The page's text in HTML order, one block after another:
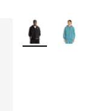
Weitere Farben